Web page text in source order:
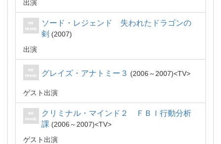
出演
ソード・レジェンド 失われたドラゴンの
剣
2007
出演
グレイズ・アナトミー３ 2006～2007 TV
ゲスト出演
クリミナル・マインド２ ＦＢＩ行動分析
課
2006～2007
TV
ゲスト出演